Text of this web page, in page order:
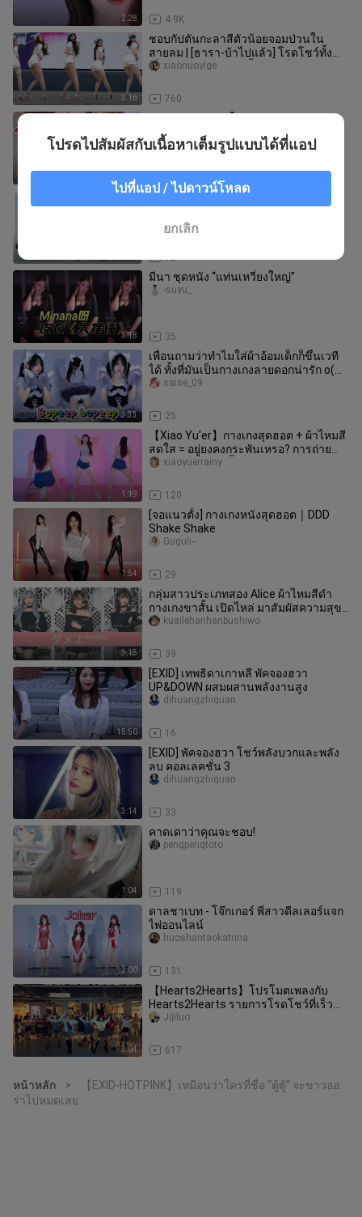
2:28 4.9K
3:16
ชอบกัปตันกะลาสีตัวน้อยจอมป่วนใน
สายลม | [ธารา-บ้าไปแล้ว] โรดโชว์ทั้ง
เรื่อง สุดฮา! พวกเขาทั้งหมดเป็นพี
760
xiaonuoyige
Trouble Maker สไตล์ส้มแรงแซ่บ “ซง
วอล & เสี่ยวถวน” คัฟเวอร์เวอร์ชัน
19
jinhuashuyanyan
【เสี่ยวไจ้ลิวอี】หุ่นเชิด
12
3:18
มีนา ชุดหนัง “แท่นเหวี่ยงใหญ่”
35
-suyu_
3:33
เพื่อนถามว่าทำไมใส่ผ้าอ้อมเด็กก็ขึ้นเวที
ได้ ทั้งที่มันเป็นกางเกงลายดอกน่ารัก o(╥
﹏╥)o 【tara-bopeepbop
25
saise_09
1:19
【Xiao Yu'er】กางเกงสุดฮอต + ผ้าไหมสี
สดใส = อยู่ยงคงกระพันเหรอ? การถ่าย
ภาพหน้าจอแนวตั้งที่เหนียว
120
xiaoyuerrainy
1:54
[จอแนวตั้ง] กางเกงหนังสุดฮอต｜DDD
Shake Shake
29
Guguli--
3:15
กลุ่มสาวประเภทสอง Alice ผ้าไหมสีดำ
กางเกงขาสั้น เปิดไหล่ มาสัมผัสความสุข
ของเหล่าหนุ่มๆ
39
kuailehanhanbushiwo
15:50
[EXID] เทพธิดาเกาหลี พัคจองฮวา
UP&DOWN ผสมผสานพลังงานสูง
16
dihuangzhiquan
3:14
[EXID] พัคจองฮวา โชว์พลังบวกและพลัง
ลบ คอลเลคชั่น 3
33
dihuangzhiquan
1:04
คาดเดาว่าคุณจะชอบ!
119
pengpengtoto
2:00
ดาลชาเบท - โจ๊กเกอร์ พี่สาวดีลเลอร์แจก
ไพ่ออนไลน์
131
huoshantaokatrina
3:04
【Hearts2Hearts】โปรโมตเพลงกับ
Hearts2Hearts รายการโรดโชว์ที่เร็ว
ที่สุดบนอินเทอร์เน็ต
617
Jijiluo
หน้าหลัก >
【EXID-HOTPINK】เหมือนว่าใครที่ชื่อ “ตู้ตู้” จะขาวออ
ร่าไปหมดเลย
โปรดไปสัมผัสกับเนื้อหาเต็มรูปแบบได้ที่แอป
ไปที่แอป / ไปดาวน์โหลด
ยกเลิก